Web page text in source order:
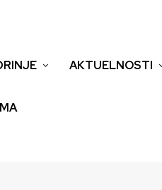
AKTUELNOSTI